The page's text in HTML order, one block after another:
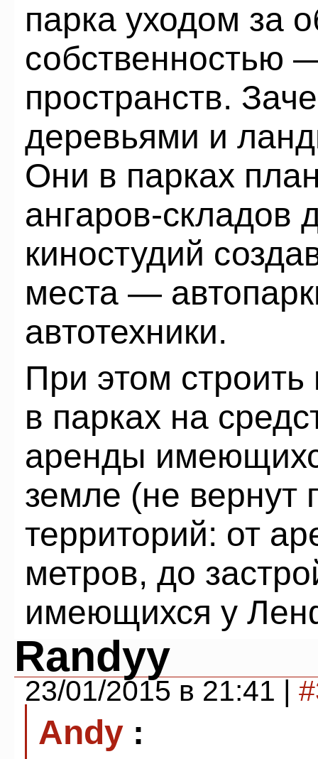
парка уходом за
собственностью
пространств.
деревьями и
Они в парках
ангаров-складов
киностудий
места —
автотехники.
При этом
в парках на
аренды
земле (не вернут
территорий: от
метров, до
имеющихся у
Randyy
23/01/2015 в 21:41 |
Andy :